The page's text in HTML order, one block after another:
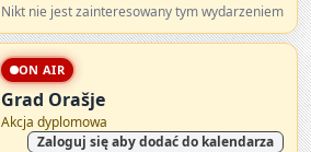
Nikt nie jest zainteresowany tym wydarzeniem
ON AIR
Grad Orašje
Akcja dyplomowa
Zaloguj się aby dodać do kalendarza